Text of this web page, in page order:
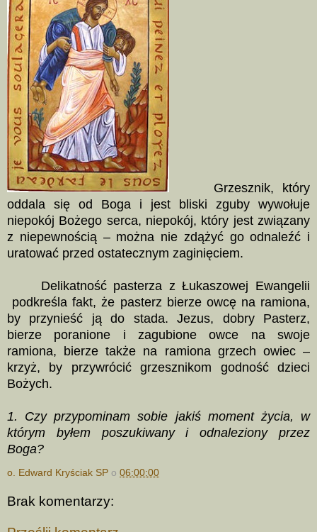
Grzesznik, który
oddala się od Boga i jest bliski zguby wywołuje
niepokój Bożego serca, niepokój, który jest związany
z niepewnością – można nie zdążyć go odnaleźć i
uratować przed ostatecznym zaginięciem.
Delikatność pasterza z Łukaszowej Ewangelii
podkreśla fakt, że pasterz bierze owcę na ramiona,
by przynieść ją do stada. Jezus, dobry Pasterz,
bierze poranione i zagubione owce na swoje
ramiona, bierze także na ramiona grzech owiec –
krzyż, by przywrócić grzesznikom godność dzieci
Bożych.
1. Czy przypominam sobie jakiś moment życia, w
którym byłem poszukiwany i odnaleziony przez
Boga?
o. Edward Kryściak SP o 06:00:00
Brak komentarzy: